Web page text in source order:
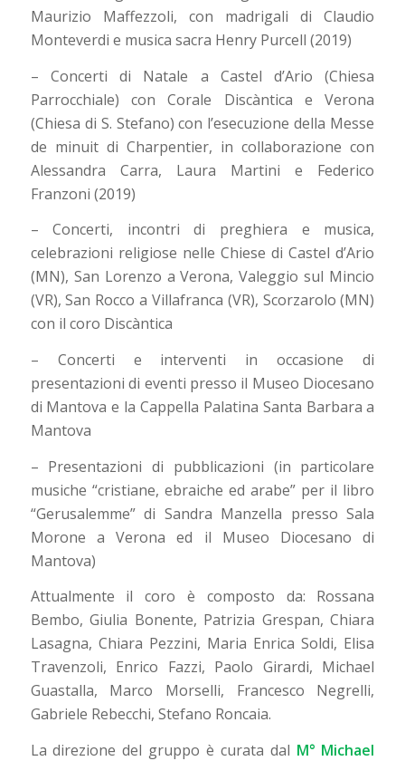
Maurizio Maffezzoli, con madrigali di Claudio
Monteverdi e musica sacra Henry Purcell (2019)
– Concerti di Natale a Castel d’Ario (Chiesa
Parrocchiale) con Corale Discàntica e Verona
(Chiesa di S. Stefano) con l’esecuzione della Messe
de minuit di Charpentier, in collaborazione con
Alessandra Carra, Laura Martini e Federico
Franzoni (2019)
– Concerti, incontri di preghiera e musica,
celebrazioni religiose nelle Chiese di Castel d’Ario
(MN), San Lorenzo a Verona, Valeggio sul Mincio
(VR), San Rocco a Villafranca (VR), Scorzarolo (MN)
con il coro Discàntica
– Concerti e interventi in occasione di
presentazioni di eventi presso il Museo Diocesano
di Mantova e la Cappella Palatina Santa Barbara a
Mantova
– Presentazioni di pubblicazioni (in particolare
musiche “cristiane, ebraiche ed arabe” per il libro
“Gerusalemme” di Sandra Manzella presso Sala
Morone a Verona ed il Museo Diocesano di
Mantova)
Attualmente il coro è composto da: Rossana
Bembo, Giulia Bonente, Patrizia Grespan, Chiara
Lasagna, Chiara Pezzini, Maria Enrica Soldi, Elisa
Travenzoli, Enrico Fazzi, Paolo Girardi, Michael
Guastalla, Marco Morselli, Francesco Negrelli,
Gabriele Rebecchi, Stefano Roncaia.
La direzione del gruppo è curata dal M° Michael